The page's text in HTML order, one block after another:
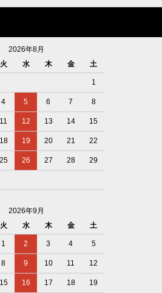
2026年8月
火 水 木 金 土
1
4 5 6 7 8
11 12 13 14 15
18 19 20 21 22
25 26 27 28 29
2026年9月
火 水 木 金 土
1 2 3 4 5
8 9 10 11 12
15 16 17 18 19